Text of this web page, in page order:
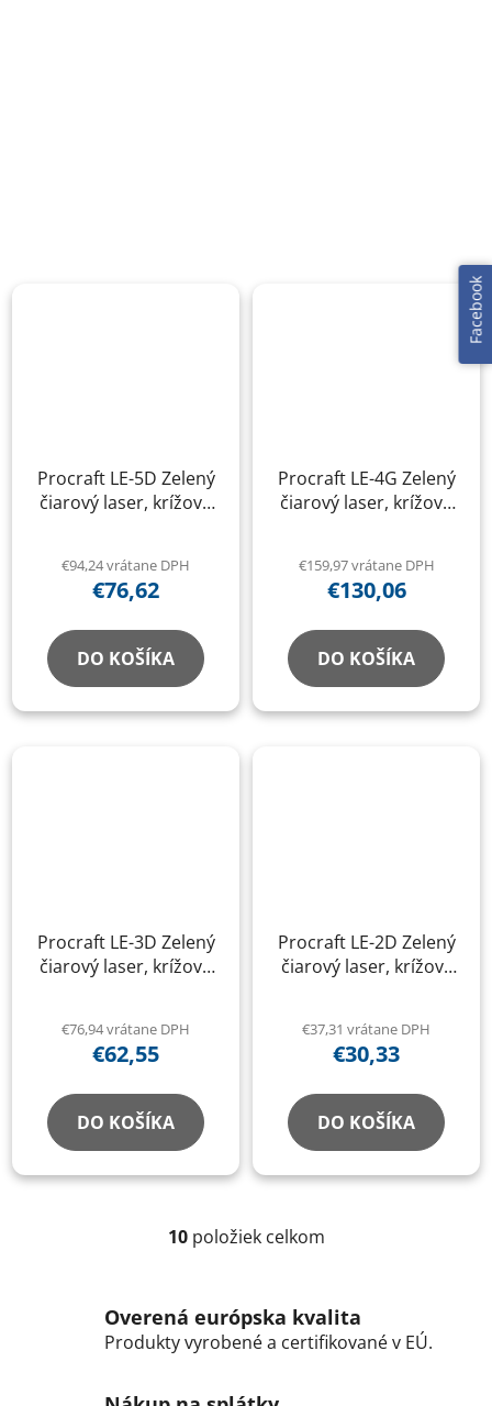
Procraft LE-5D Zelený
čiarový laser, krížová
€94,24 vrátane DPH
€76,62
DO KOŠÍKA
Procraft LE-4G Zelený
čiarový laser, krížová
€159,97 vrátane DPH
€130,06
DO KOŠÍKA
Procraft LE-3D Zelený
čiarový laser, krížová
€76,94 vrátane DPH
€62,55
DO KOŠÍKA
Procraft LE-2D Zelený
čiarový laser, krížový
€37,31 vrátane DPH
€30,33
DO KOŠÍKA
O
á
d
c
10položiek celkom
Overená európska kvalita
Produkty vyrobené a certifikované v EÚ.
Facebook